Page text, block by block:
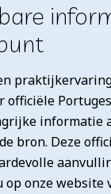
officiële
informatie
bron. Deze
onze website